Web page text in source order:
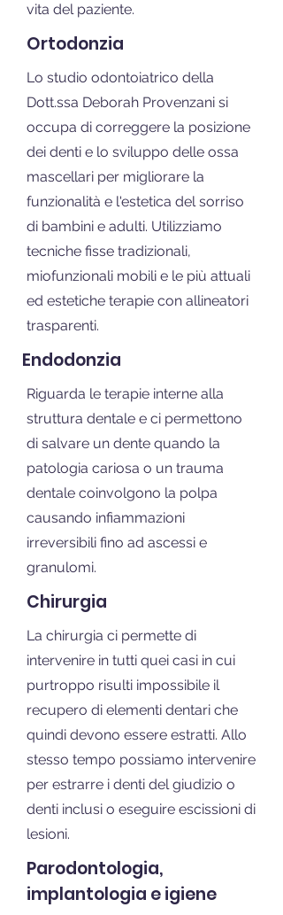
vita del paziente.
Ortodonzia
Lo studio odontoiatrico della
Dott.ssa Deborah Provenzani si
occupa di correggere la posizione
dei denti e lo sviluppo delle ossa
mascellari per migliorare la
funzionalità e l'estetica del sorriso
di bambini e adulti. Utilizziamo
tecniche fisse tradizionali,
miofunzionali mobili e le più attuali
ed estetiche terapie con allineatori
trasparenti.
Endodonzia
Riguarda le terapie interne alla
struttura dentale e ci permettono
di salvare un dente quando la
patologia cariosa o un trauma
dentale coinvolgono la polpa
causando infiammazioni
irreversibili fino ad ascessi e
granulomi.
Chirurgia
La chirurgia ci permette di
intervenire in tutti quei casi in cui
purtroppo risulti impossibile il
recupero di elementi dentari che
quindi devono essere estratti. Allo
stesso tempo possiamo intervenire
per estrarre i denti del giudizio o
denti inclusi o eseguire escissioni di
lesioni.
Parodontologia,
implantologia e igiene